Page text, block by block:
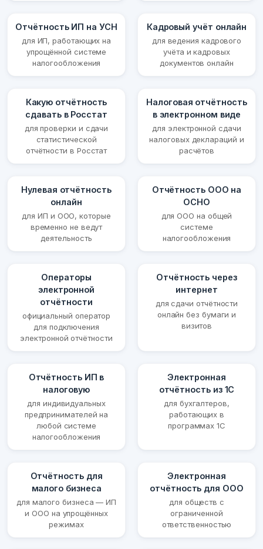
Отчётность ИП на УСН
для ИП, работающих на
упрощённой системе
налогообложения
Кадровый учёт онлайн
для ведения кадрового
учёта и кадровых
документов онлайн
Какую отчётность
сдавать в Росстат
для проверки и сдачи
статистической
отчётности в Росстат
Налоговая отчётность
в электронном виде
для электронной сдачи
налоговых деклараций и
расчётов
Нулевая отчётность
онлайн
для ИП и ООО, которые
временно не ведут
деятельность
Отчётность ООО на
ОСНО
для ООО на общей
системе
налогообложения
Операторы
электронной
отчётности
официальный оператор
для подключения
электронной отчётности
Отчётность через
интернет
для сдачи отчётности
онлайн без бумаги и
визитов
Отчётность ИП в
налоговую
для индивидуальных
предпринимателей на
любой системе
налогообложения
Электронная
отчётность из 1С
для бухгалтеров,
работающих в
программах 1С
Отчётность для
малого бизнеса
для малого бизнеса — ИП
и ООО на упрощённых
режимах
Электронная
отчётность для ООО
для обществ с
ограниченной
ответственностью